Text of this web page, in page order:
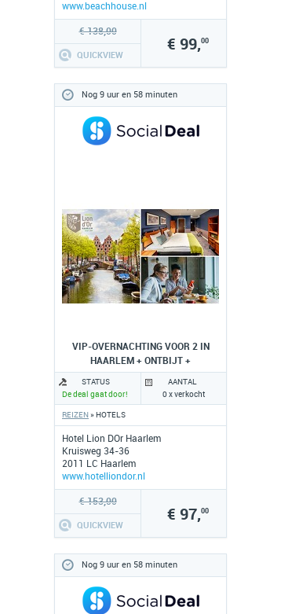
www.beachhouse.nl
€ 138,00
QUICKVIEW
€ 99,00
Nog 9 uur en 58 minuten
VIP-OVERNACHTING VOOR 2 IN
HAARLEM + ONTBIJT +
BORRELPLANK
Hotel Lion DOr Haarlem
Kruisweg 34-36
2011 LC Haarlem
www.hotelliondor.nl
REIZEN» HOTELS
STATUS
De deal gaat door!
AANTAL
0 x verkocht
€ 153,00
QUICKVIEW
€ 97,00
Nog 9 uur en 58 minuten